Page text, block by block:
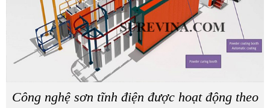
Công nghệ sơn tĩnh điện được hoạt động theo